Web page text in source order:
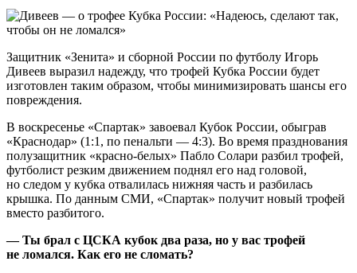
Защитник «Зенита» и сборной России по футболу Игорь
Дивеев выразил надежду, что трофей Кубка России будет
изготовлен таким образом, чтобы минимизировать шансы его
повреждения.
В воскресенье «Спартак» завоевал Кубок России, обыграв
«Краснодар» (1:1, по пенальти — 4:3). Во время празднования
полузащитник «красно‑белых» Пабло Солари разбил трофей,
футболист резким движением поднял его над головой,
но следом у кубка отвалилась нижняя часть и разбилась
крышка. По данным СМИ, «Спартак» получит новый трофей
вместо разбитого.
— Ты брал с ЦСКА кубок два раза, но у вас трофей
не ломался. Как его не сломать?